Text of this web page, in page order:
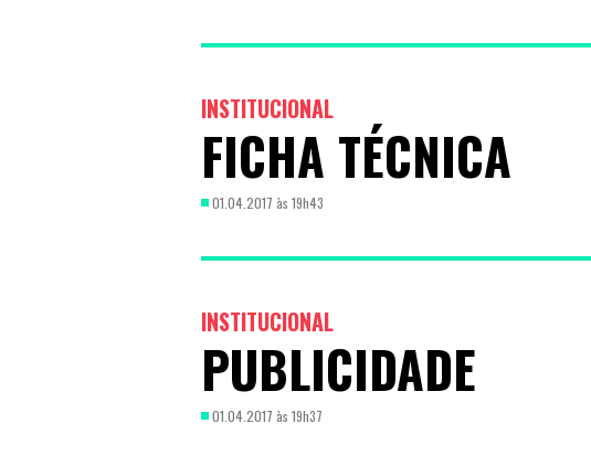
INSTITUCIONAL
FICHA TÉCNICA
01.04.2017 às 19h43
INSTITUCIONAL
PUBLICIDADE
01.04.2017 às 19h37
ATUALIDADE